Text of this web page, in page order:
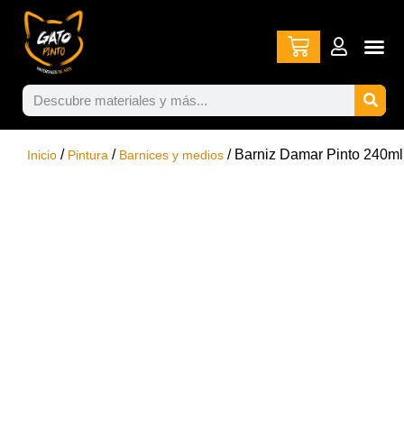
Inicio / Pintura / Barnices y medios / Barniz Damar Pinto 240ml